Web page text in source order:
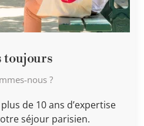
toujours
nous ?
de 10 ans d’expertise
séjour parisien.